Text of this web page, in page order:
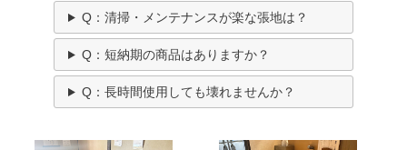
Q：清掃・メンテナンスが楽な張地は？
Q：短納期の商品はありますか？
Q：長時間使用しても壊れませんか？